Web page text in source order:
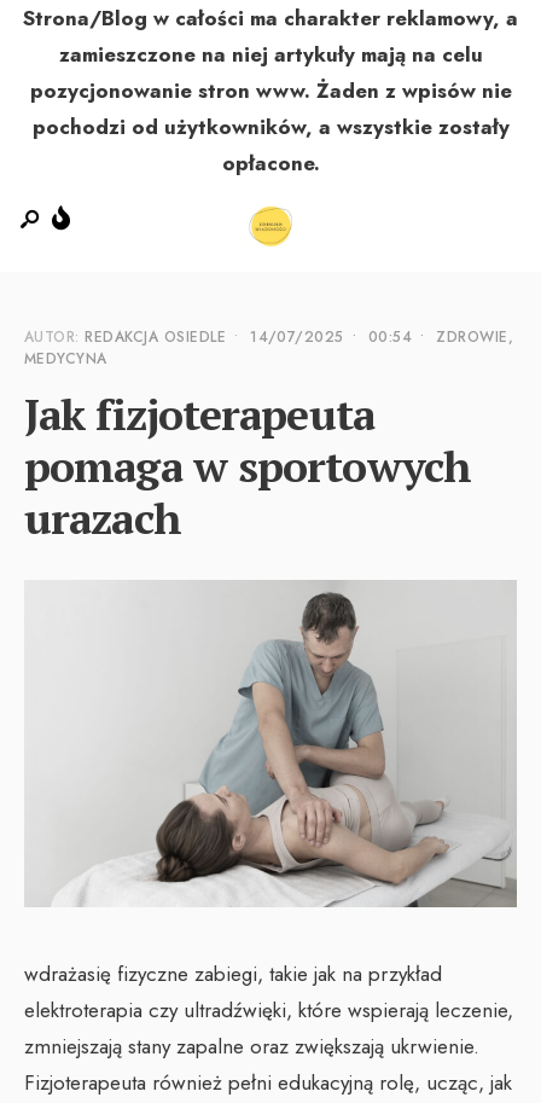
Strona/Blog w całości ma charakter reklamowy, a
zamieszczone na niej artykuły mają na celu
pozycjonowanie stron www. Żaden z wpisów nie
pochodzi od użytkowników, a wszystkie zostały
opłacone.
AUTOR:REDAKCJA OSIEDLE • 14/07/2025 • 00:54 •
ZDROWIE,
MEDYCYNA
Jak fizjoterapeuta
pomaga w sportowych
urazach
wdrażasię fizyczne zabiegi, takie jak na przykład
elektroterapia czy ultradźwięki, które wspierają leczenie,
zmniejszają stany zapalne oraz zwiększają ukrwienie.
Fizjoterapeuta również pełni edukacyjną rolę, ucząc, jak